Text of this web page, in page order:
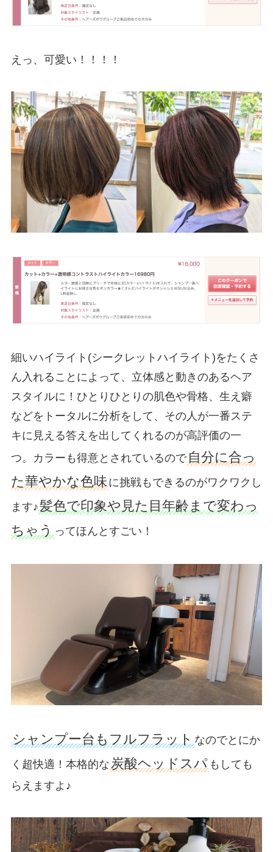
えっ、可愛い！！！！
細いハイライト(シークレットハイライト)をたくさ
ん入れることによって、立体感と動きのあるヘア
スタイルに！ひとりひとりの肌色や骨格、生え癖
などをトータルに分析をして、その人が一番ステ
キに見える答えを出してくれるのが高評価の一
つ。カラーも得意とされているので 自分に合っ
た華やかな色味 に挑戦もできるのがワクワクし
ます♪髪色で印象や見た目年齢まで変わっ
ちゃう ってほんとすごい！
シャンプー台もフルフラット なのでとにか
く超快適！本格的な炭酸ヘッドスパ もしても
らえますよ♪